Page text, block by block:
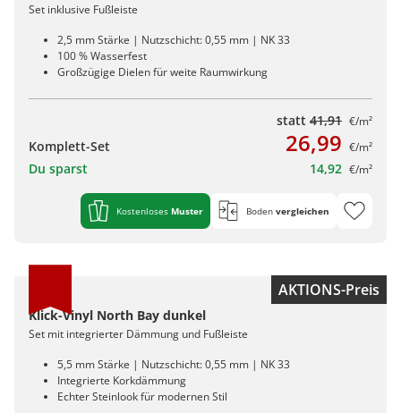
Set inklusive Fußleiste
2,5 mm Stärke | Nutzschicht: 0,55 mm | NK 33
100 % Wasserfest
Großzügige Dielen für weite Raumwirkung
statt 41,91 €/m²
Komplett-Set 26,99 €/m²
Du sparst 14,92 €/m²
Kostenloses Muster Boden vergleichen
AKTIONS-Preis
Klick-Vinyl North Bay dunkel
Set mit integrierter Dämmung und Fußleiste
5,5 mm Stärke | Nutzschicht: 0,55 mm | NK 33
Integrierte Korkdämmung
Echter Steinlook für modernen Stil